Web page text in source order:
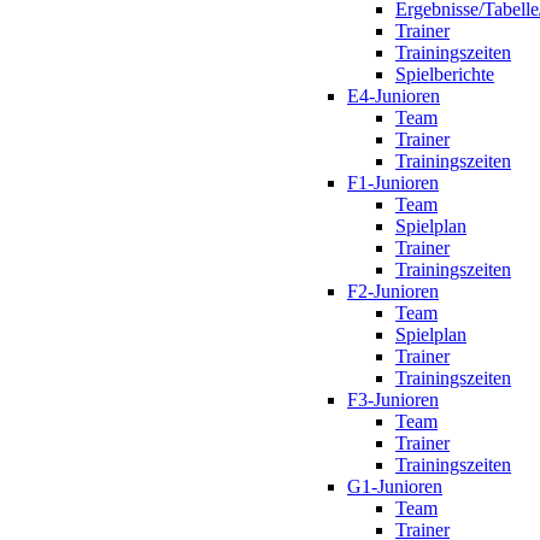
Ergebnisse/
Trainer
Trainingszeiten
Spielberichte
E4-Junioren
Team
Trainer
Trainingszeiten
F1-Junioren
Team
Spielplan
Trainer
Trainingszeiten
F2-Junioren
Team
Spielplan
Trainer
Trainingszeiten
F3-Junioren
Team
Trainer
Trainingszeiten
G1-Junioren
Team
Trainer